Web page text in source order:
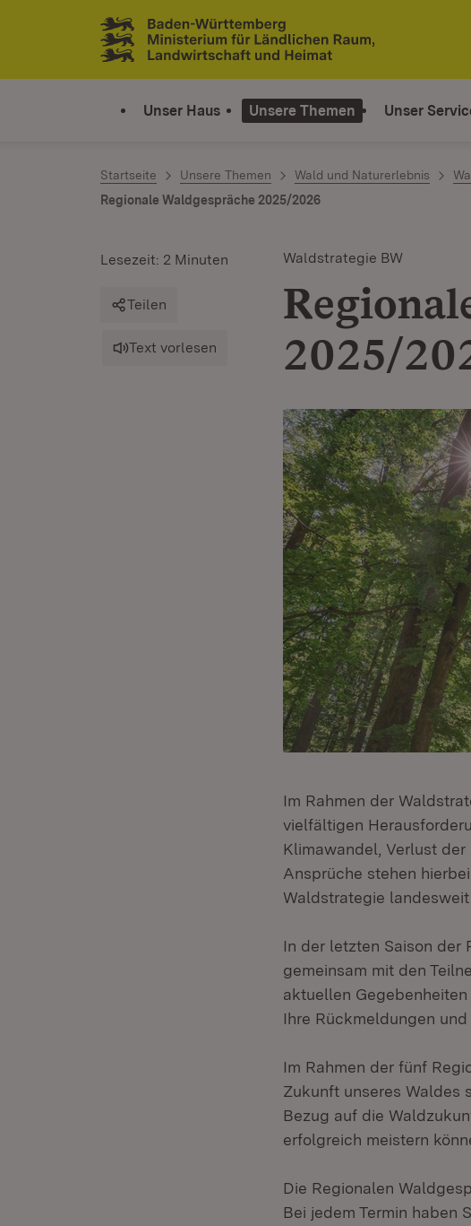
Zum Inhalt springen
Link zur Startseite
Unser Haus Unsere Themen Unser
Startseite Unsere Themen Wald und Naturerlebnis
Regionale Waldgespräche 2025/2026
Waldstrategie BW
2025/
Lesezeit: 2 Minuten
Teilen
Text vorlesen
Im Rahmen der
vielfältigen
Klimawandel, Verlust
Ansprüche stehen
Waldstrategie
In der letzten Saison der
gemeinsam mit den
aktuellen
Ihre Rückmeldungen
Im Rahmen der fünf
Zukunft unseres Waldes
Bezug auf die
erfolgreich meistern
Die Regionalen
Bei jedem Termin haben